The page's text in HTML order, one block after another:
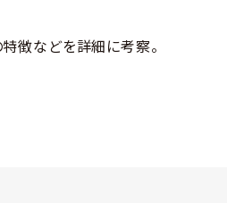
徴などを詳細に考察。